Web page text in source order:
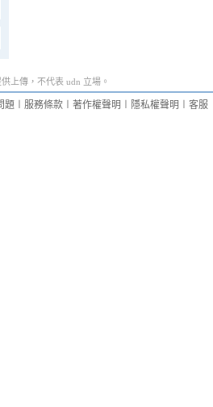
上傳，不代表 udn 立場。
題 服務條款 著作權聲明 隱私權聲明 客服